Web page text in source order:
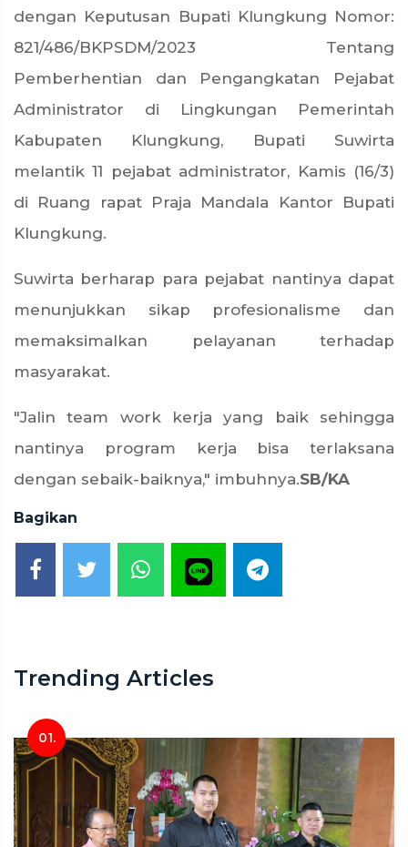
dengan Keputusan Bupati Klungkung Nomor:
821/486/BKPSDM/2023 Tentang
Pemberhentian dan Pengangkatan Pejabat
Administrator di Lingkungan Pemerintah
Kabupaten Klungkung,
Bupati Suwirta
melantik 11 pejabat administrator, Kamis (16/3)
di Ruang rapat Praja Mandala Kantor Bupati
Klungkung.
Suwirta berharap para pejabat nantinya dapat
menunjukkan sikap profesionalisme dan
memaksimalkan pelayanan terhadap
masyarakat.
"Jalin team work kerja yang baik sehingga
nantinya program kerja bisa terlaksana
dengan sebaik-baiknya," imbuhnya.SB/KA
Bagikan
Trending Articles
01.